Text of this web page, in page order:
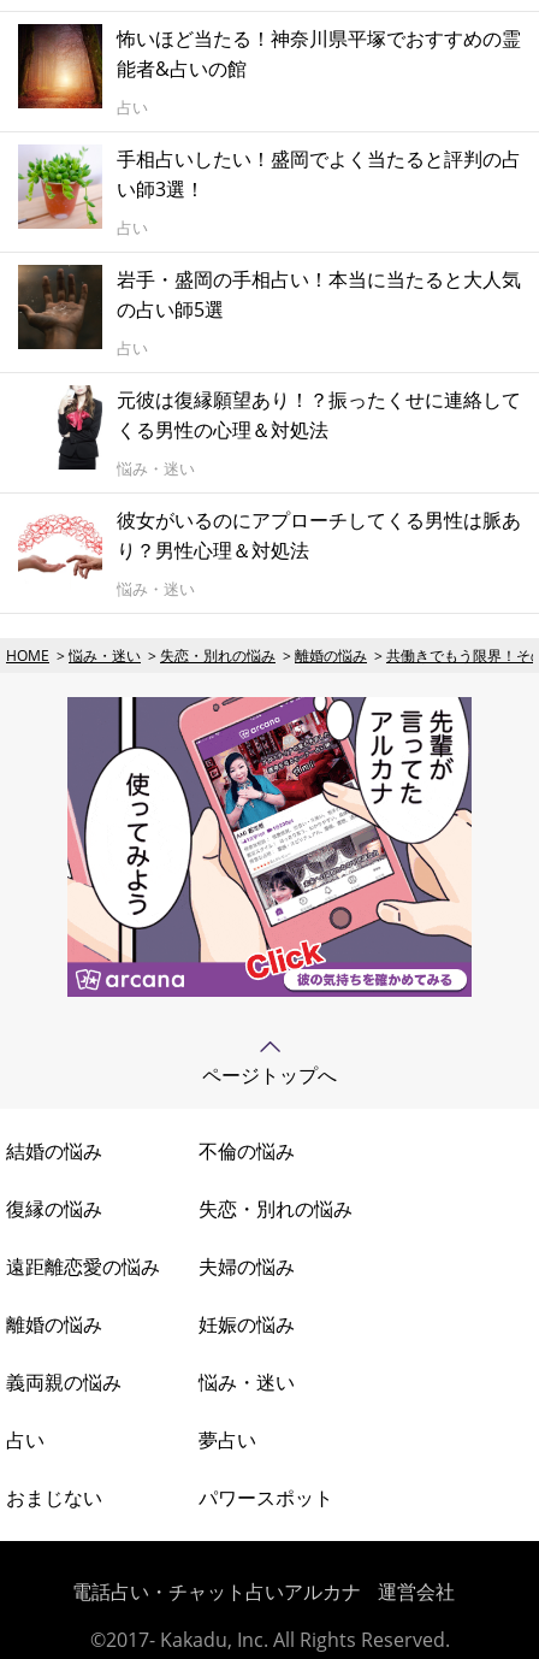
怖いほど当たる！神奈川県平塚でおすすめの霊
能者&占いの館
占い
手相占いしたい！盛岡でよく当たると評判の占
い師3選！
占い
岩手・盛岡の手相占い！本当に当たると大人気
の占い師5選
占い
元彼は復縁願望あり！？振ったくせに連絡して
くる男性の心理＆対処法
悩み・迷い
彼女がいるのにアプローチしてくる男性は脈あ
り？男性心理＆対処法
悩み・迷い
HOME 悩み・迷い 失恋・別れの悩み 離婚の悩み 共働きでもう限界！そ
ページトップへ
結婚の悩み 不倫の悩み
復縁の悩み 失恋・別れの悩み
遠距離恋愛の悩み 夫婦の悩み
離婚の悩み 妊娠の悩み
義両親の悩み 悩み・迷い
占い 夢占い
おまじない パワースポット
電話占い・チャット占いアルカナ
運営会社
©2017- Kakadu, Inc. All Rights Reserved.